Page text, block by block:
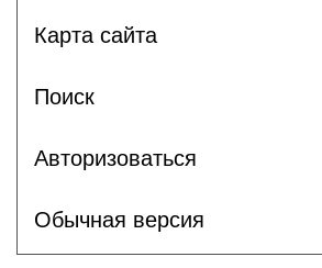
Карта сайта
Поиск
Авторизоваться
Обычная версия